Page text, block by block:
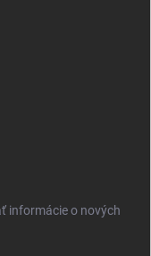
informácie o nových